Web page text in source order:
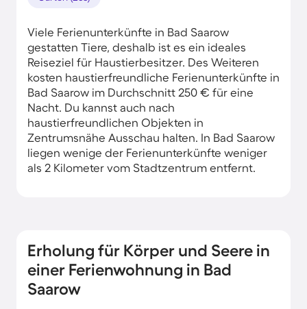
Viele Ferienunterkünfte in Bad Saarow
gestatten Tiere, deshalb ist es ein ideales
Reiseziel für Haustierbesitzer. Des Weiteren
kosten haustierfreundliche Ferienunterkünfte in
Bad Saarow im Durchschnitt 250 € für eine
Nacht. Du kannst auch nach
haustierfreundlichen Objekten in
Zentrumsnähe Ausschau halten. In Bad Saarow
liegen wenige der Ferienunterkünfte weniger
als 2 Kilometer vom Stadtzentrum entfernt.
Erholung für Körper und Seere in
einer Ferienwohnung in Bad
Saarow